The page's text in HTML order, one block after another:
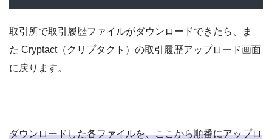
取引所で取引履歴ファイルがダウンロードできたら、ま
た Cryptact（クリプタクト）の取引履歴アップロード画面
に戻ります。
ダウンロードした各ファイルを、ここから順番にアップロ